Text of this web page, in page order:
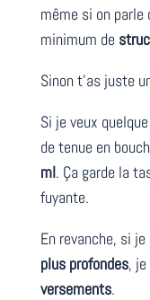
même si on parle
minimum de
Sinon t’as juste
Si je veux
de tenue en
ml. Ça garde la
fuyante.
En revanche, si
plus profondes, je
versements.